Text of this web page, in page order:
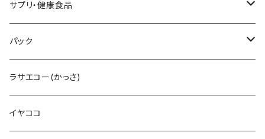
V3インテリジェントファンデーション
スリムレイビタマインリポソームC
LIPADDICTヌードエスプレッソ
レフィル
V3プライマー
VMファンデーション
セットアップパウダー
シャイニー
V3コンシーラー
Cマスク
Cトナー
Cエマルジョン
Cクレンザー
メンズ化粧水
メンズオールインワンセラム
ヘアーアディクト
ビューティフェイススティック2.0
レーザー＆EMSリフトブラシPRO2.0
雫型
円盤
デュアルカーブ
羽根型
サプリ・健康食品
V3ブライトデリバリーC
ホワイトパンドラ
チューっとカット
パック
V3HARIセラム
ヴィディアル・ニードリッチ
ラサエコー(かっさ)
イヤココ